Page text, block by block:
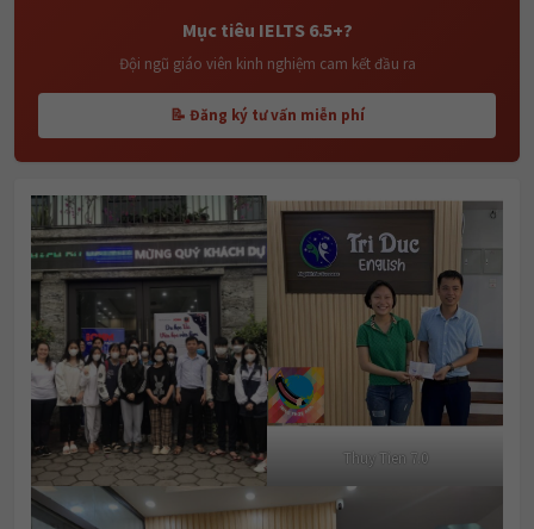
Mục tiêu IELTS 6.5+?
Đội ngũ giáo viên kinh nghiệm cam kết đầu ra
📝 Đăng ký tư vấn miễn phí
Thuy Tien 7.0